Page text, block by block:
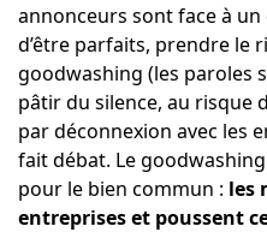
annonceurs sont face à
d’être parfaits, prendre le
goodwashing (les paroles
pâtir du silence, au risque
par déconnexion avec les
fait débat. Le
pour le bien commun : les
entreprises et poussent